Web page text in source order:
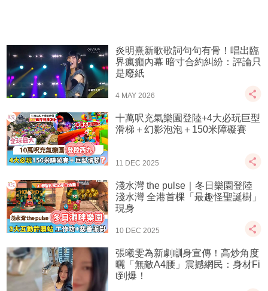
炎明熹新歌歌詞句句有骨！唱出臨
界瘋癲內幕 暗寸合約糾紛：評論只
是廢紙
4 MAY 2026
十萬呎充氣樂園登陸+4大必玩巨型
滑梯＋幻影泡泡＋150米障礙賽
11 DEC 2025
淺水灣 the pulse｜冬日樂園登陸
淺水灣 全港首棵「最趣怪聖誕樹」
現身
10 DEC 2025
張曦雯為新劇瞓身宣傳！高炒角度
曬「無敵A4腰」震撼網民：身材Fi
t到爆！